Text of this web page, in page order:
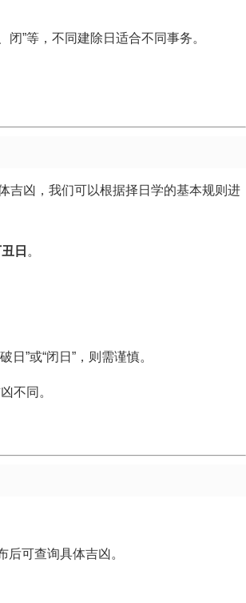
”等，不同建除日适合不同事务。
吉凶，我们可以根据择日学的基本规则进
日 。
日”或“闭日”，则需谨慎。
不同。
后可查询具体吉凶。